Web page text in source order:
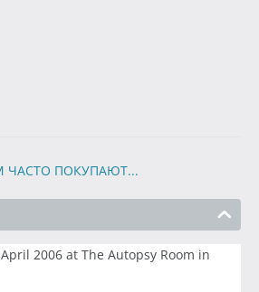
ЧАСТО ПОКУПАЮТ...
2006 at The Autopsy Room in